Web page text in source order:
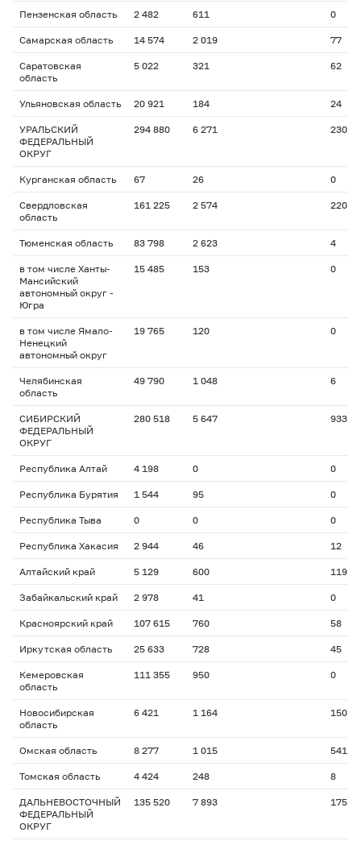
Пензенская область 2 482 611 0
Самарская область 14 574 2 019 77
Саратовская
область
5 022 321 62
Ульяновская область 20 921 184 24
УРАЛЬСКИЙ
ФЕДЕРАЛЬНЫЙ
ОКРУГ
294 880 6 271 230
Курганская область 67 26 0
Свердловская
область
161 225 2 574 220
Тюменская область 83 798 2 623 4
в том числе Ханты-
Мансийский
автономный округ -
Югра
15 485 153 0
в том числе Ямало-
Ненецкий
автономный округ
19 765 120 0
Челябинская
область
49 790 1 048 6
СИБИРСКИЙ
ФЕДЕРАЛЬНЫЙ
ОКРУГ
280 518 5 647 933
Республика Алтай 4 198 0 0
Республика Бурятия 1 544 95 0
Республика Тыва 0 0 0
Республика Хакасия 2 944 46 12
Алтайский край 5 129 600 119
Забайкальский край 2 978 41 0
Красноярский край 107 615 760 58
Иркутская область 25 633 728 45
Кемеровская
область
111 355 950 0
Новосибирская
область
6 421 1 164 150
Омская область 8 277 1 015 541
Томская область 4 424 248 8
ДАЛЬНЕВОСТОЧНЫЙ
ФЕДЕРАЛЬНЫЙ
ОКРУГ
135 520 7 893 175